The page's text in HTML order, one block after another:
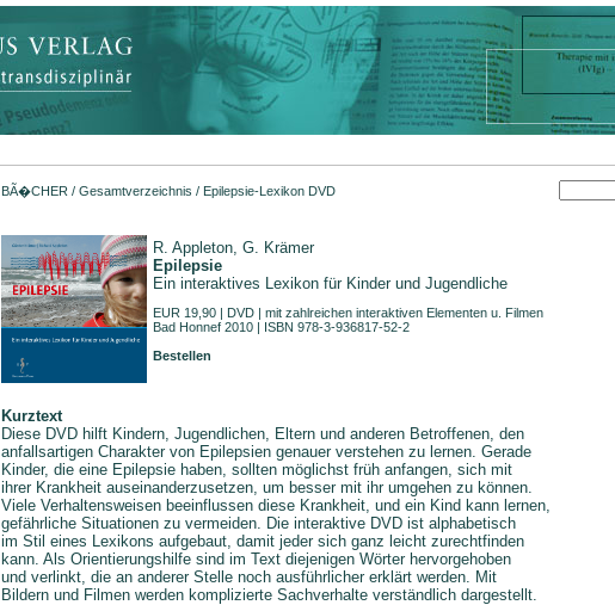
BÃ�CHER / Gesamtverzeichnis / Epilepsie-Lexikon DVD
R. Appleton, G. Krämer
Epilepsie
Ein interaktives Lexikon für Kinder und Jugendliche
EUR 19,90 | DVD | mit zahlreichen interaktiven Elementen u. Filmen
Bad Honnef 2010 | ISBN 978-3-936817-52-2
Bestellen
Kurztext
Diese DVD hilft Kindern, Jugendlichen, Eltern und anderen Betroffenen, den
anfallsartigen Charakter von Epilepsien genauer verstehen zu lernen. Gerade
Kinder, die eine Epilepsie haben, sollten möglichst früh anfangen, sich mit
ihrer Krankheit auseinanderzusetzen, um besser mit ihr umgehen zu können.
Viele Verhaltensweisen beeinflussen diese Krankheit, und ein Kind kann lernen,
gefährliche Situationen zu vermeiden. Die interaktive DVD ist alphabetisch
im Stil eines Lexikons aufgebaut, damit jeder sich ganz leicht zurechtfinden
kann. Als Orientierungshilfe sind im Text diejenigen Wörter hervorgehoben
und verlinkt, die an anderer Stelle noch ausführlicher erklärt werden. Mit
Bildern und Filmen werden komplizierte Sachverhalte verständlich dargestellt.